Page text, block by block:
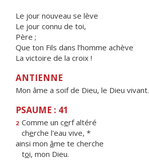
Le jour nouveau se lève
Le jour connu de toi,
Père ;
Que ton Fils dans l’homme achève
La victoire de la croix !
ANTIENNE
Mon âme a soif de Dieu, le Dieu vivant.
PSAUME : 41
2 Comme un cerf altéré
cherche l'eau vive, *
ainsi mon âme te cherche
toi, mon Dieu.